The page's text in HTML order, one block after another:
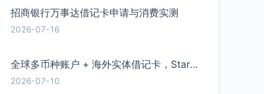
招商银行万事达借记卡申请与消费实测
2026-07-16
全球多币种账户 + 海外实体借记卡，Starryblu开户教程与注意事项
2026-07-10